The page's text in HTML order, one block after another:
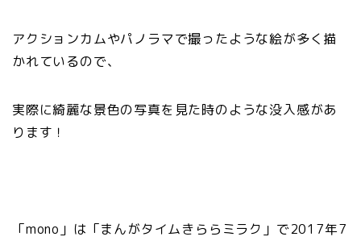
アクションカムやパノラマで撮ったような絵が多く描
かれているので、
実際に綺麗な景色の写真を見た時のような没入感があ
ります！
「mono」は「まんがタイムきららミラク」で2017年7